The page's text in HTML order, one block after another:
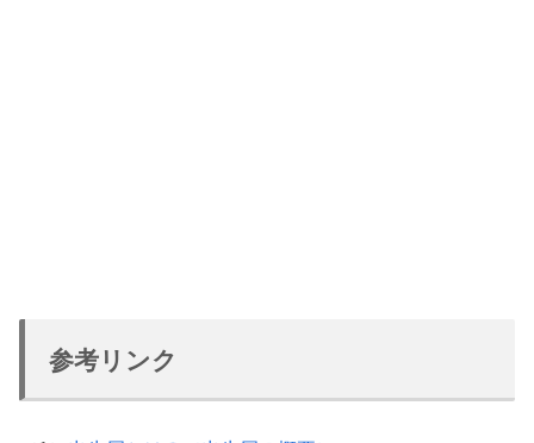
参考リンク